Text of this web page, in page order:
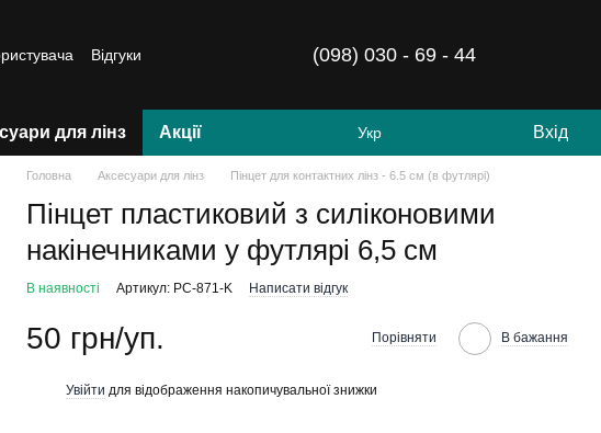
Відгуки (098) 030 - 69 - 44
для лінз Акції Укр Вхід
Головна Аксесуари для лінз Пінцет для контактних лінз - 6.5 см (в футлярі)
Пінцет пластиковий з силіконовими
накінечниками у футлярі 6,5 см
В наявності Артикул: PC-871-K Написати відгук
50 грн/уп. Порівняти В бажання
Увійти для відображення накопичувальної знижки